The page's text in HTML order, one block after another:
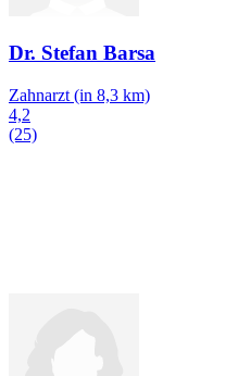
Dr. Stefan Barsa
Zahnarzt (in 8,3 km)
4,2
(25)